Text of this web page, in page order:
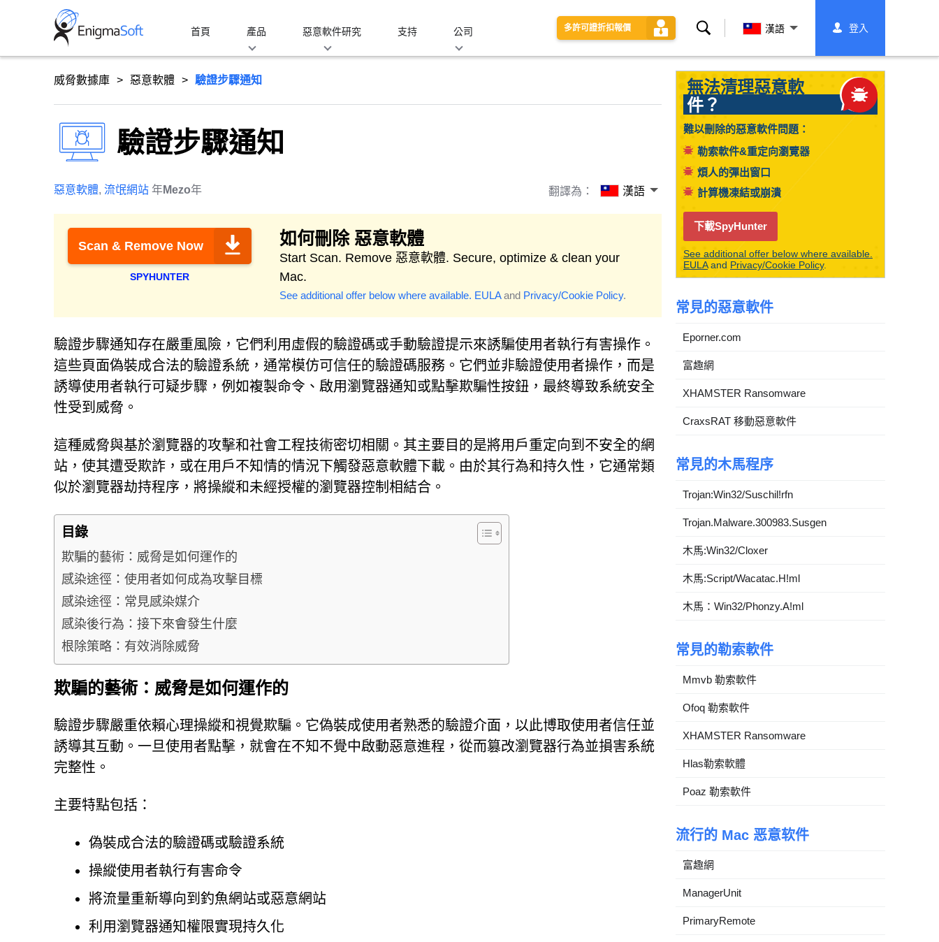
首頁 產品 惡意軟件研究 支持 公司 多許可證折扣報價
搜
漢語 登入
威脅數據庫 惡意軟體 驗證步驟通知
驗證步驟通知
惡意軟體, 流氓網站 年Mezo年 翻譯為： 漢語
Scan & Remove Now
SPYHUNTER
如何刪除 惡意軟體
Start Scan. Remove 惡意軟體. Secure, optimize & clean your
Mac.
See additional offer below where available. EULAand Privacy/Cookie Policy.
驗證步驟通知存在嚴重風險，它們利用虛假的驗證碼或手動驗證提示來誘騙使用者執行有害操作。
這些頁面偽裝成合法的驗證系統，通常模仿可信任的驗證碼服務。它們並非驗證使用者操作，而是
誘導使用者執行可疑步驟，例如複製命令、啟用瀏覽器通知或點擊欺騙性按鈕，最終導致系統安全
性受到威脅。
這種威脅與基於瀏覽器的攻擊和社會工程技術密切相關。其主要目的是將用戶重定向到不安全的網
站，使其遭受欺詐，或在用戶不知情的情況下觸發惡意軟體下載。由於其行為和持久性，它通常類
似於瀏覽器劫持程序，將操縱和未經授權的瀏覽器控制相結合。
目錄
欺騙的藝術：威脅是如何運作的
感染途徑：使用者如何成為攻擊目標
感染途徑：常見感染媒介
感染後行為：接下來會發生什麼
根除策略：有效消除威脅
欺騙的藝術：威脅是如何運作的
驗證步驟嚴重依賴心理操縱和視覺欺騙。它偽裝成使用者熟悉的驗證介面，以此博取使用者信任並
誘導其互動。一旦使用者點擊，就會在不知不覺中啟動惡意進程，從而篡改瀏覽器行為並損害系統
完整性。
主要特點包括：
偽裝成合法的驗證碼或驗證系統
操縱使用者執行有害命令
將流量重新導向到釣魚網站或惡意網站
利用瀏覽器通知權限實現持久化
無法清理惡意軟
件？
難以刪除的惡意軟件問題：
勒索軟件&重定向瀏覽器
煩人的彈出窗口
計算機凍結或崩潰
下載SpyHunter
See additional offer below where available.
EULAand Privacy/Cookie Policy.
常見的惡意軟件
Eporner.com
富趣網
XHAMSTER Ransomware
CraxsRAT 移動惡意軟件
常見的木馬程序
Trojan:Win32/Suschil!rfn
Trojan.Malware.300983.Susgen
木馬:Win32/Cloxer
木馬:Script/Wacatac.H!ml
木馬：Win32/Phonzy.A!ml
常見的勒索軟件
Mmvb 勒索軟件
Ofoq 勒索軟件
XHAMSTER Ransomware
Hlas勒索軟體
Poaz 勒索軟件
流行的 Mac 恶意软件
富趣網
ManagerUnit
PrimaryRemote